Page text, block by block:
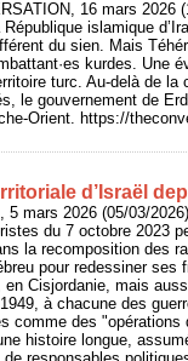
16 mars 2026
République islamique
du sien. Mais
kurdes. Une
turc. Au-delà de
le gouvernement de
Orient. https://
d’Israël
5 mars 2026 (05/03/
du 7 octobre 2023
la recomposition des
pour redessiner
en Cisjordanie, mais
à chacune des
comme des
histoire longue,